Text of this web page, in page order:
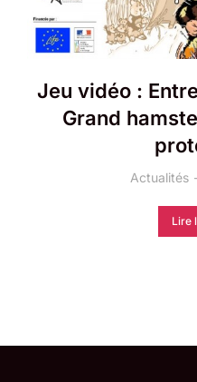
Jeu vidéo :
Grand
Actualités
Lire